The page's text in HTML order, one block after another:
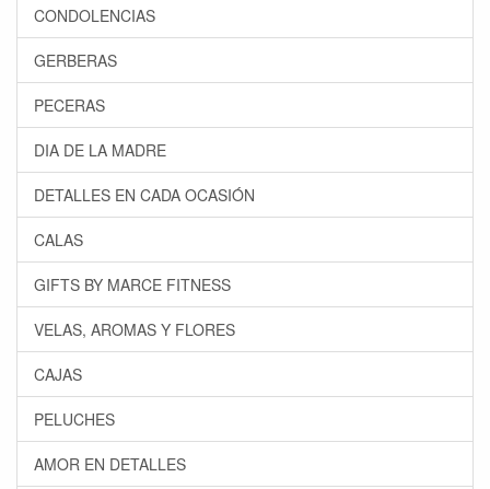
CONDOLENCIAS
GERBERAS
PECERAS
DIA DE LA MADRE
DETALLES EN CADA OCASIÓN
CALAS
GIFTS BY MARCE FITNESS
VELAS, AROMAS Y FLORES
CAJAS
PELUCHES
AMOR EN DETALLES